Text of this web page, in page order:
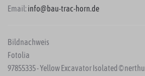
Email: info@bau-trac-horn.de
Bildnachweis
Fotolia
97855335 - Yellow Excavator Isolated ©